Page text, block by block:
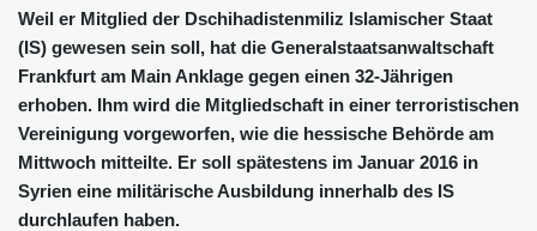
Weil er Mitglied der Dschihadistenmiliz Islamischer Staat
(IS) gewesen sein soll, hat die Generalstaatsanwaltschaft
Frankfurt am Main Anklage gegen einen 32-Jährigen
erhoben. Ihm wird die Mitgliedschaft in einer terroristischen
Vereinigung vorgeworfen, wie die hessische Behörde am
Mittwoch mitteilte. Er soll spätestens im Januar 2016 in
Syrien eine militärische Ausbildung innerhalb des IS
durchlaufen haben.